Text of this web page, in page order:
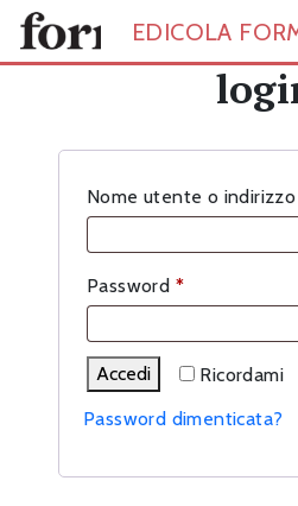
Skip to main content
EDICOLA
Nome utente o
Password *Richiesto
Ricordami
Accedi
Password dimenticata?